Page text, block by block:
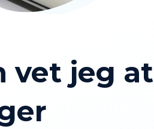
vet jeg at